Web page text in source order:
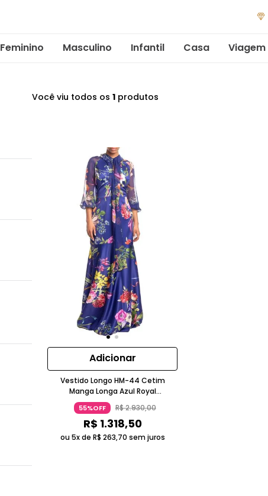
Feminino Masculino Infantil Casa Viagem
Você viu todos os 1 produtos
Adicionar
Vestido Longo HM-44 Cetim
Manga Longa Azul Royal
Estampado Floral
55%OFF R$2.930,00
R$ 1.318,50
ou 5x de R$ 263,70 sem juros